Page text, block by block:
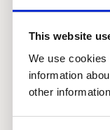
This website
We use
information
other
Klima